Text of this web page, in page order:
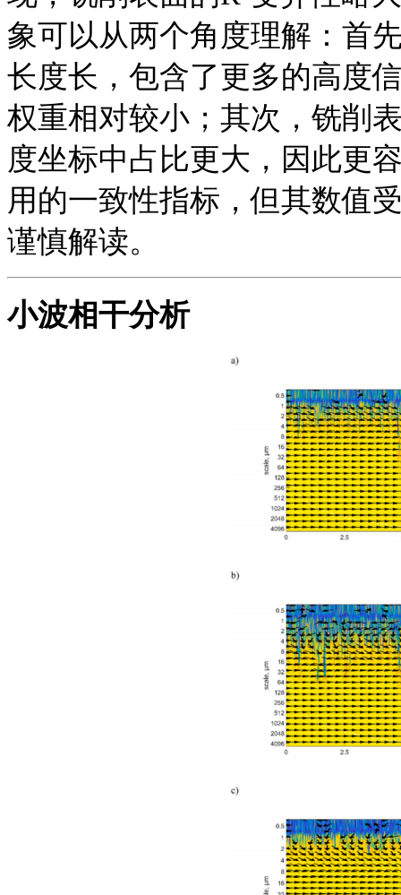
象可以从两个角度理解：首
长度长，包含了更多的高度
权重相对较小；其次，铣削
度坐标中占比更大，因此更
用的一致性指标，但其数值
谨慎解读。
小波相干分析